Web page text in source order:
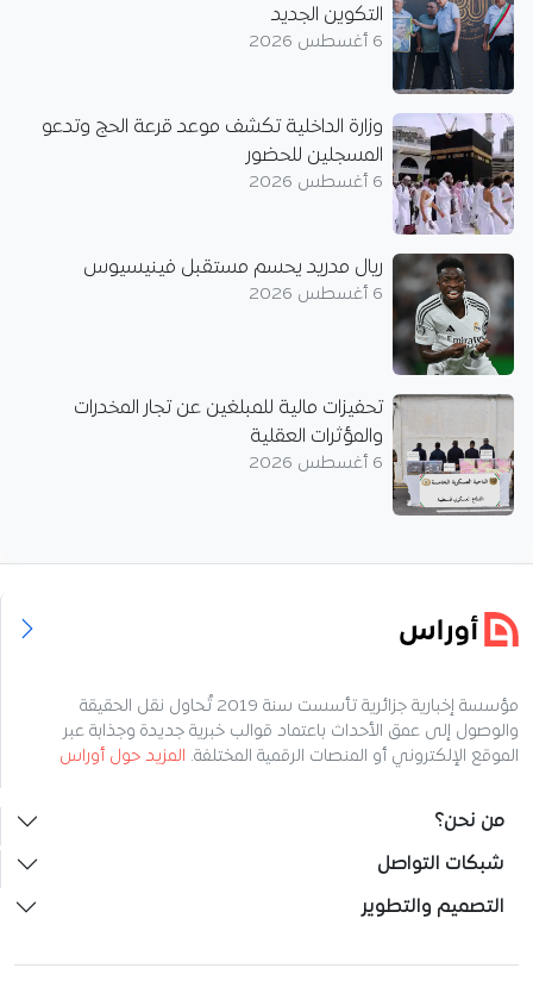
التكوين الجديد
6 أغسطس 2026
وزارة الداخلية تكشف موعد قرعة الحج وتدعو
المسجلين للحضور
6 أغسطس 2026
ريال مدريد يحسم مستقبل فينيسيوس
6 أغسطس 2026
تحفيزات مالية للمبلغين عن تجار المخدرات
والمؤثرات العقلية
6 أغسطس 2026
مؤسسة إخبارية جزائرية تأسست سنة 2019 تُحاول نقل الحقيقة
والوصول إلى عمق الأحداث باعتماد قوالب خبرية جديدة وجذابة عبر
الموقع الإلكتروني أو المنصات الرقمية المختلفة. المزيد حول أوراس
من نحن؟
شبكات التواصل
التصميم والتطوير